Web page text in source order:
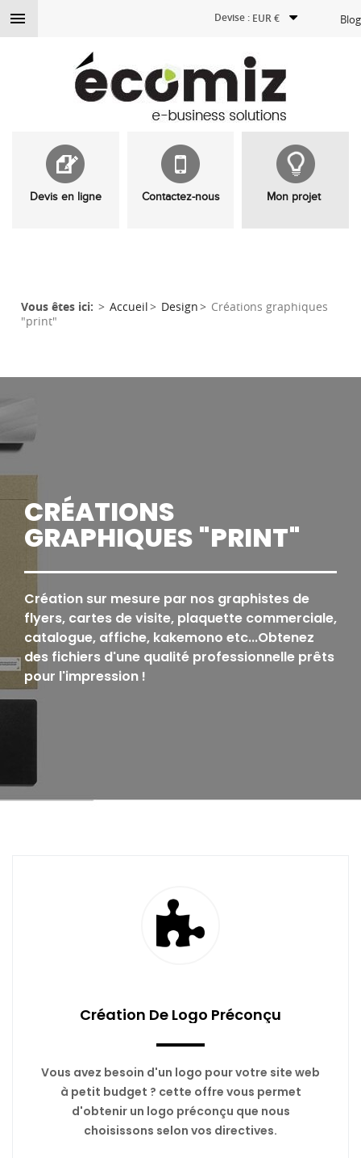
Devise : EUR € Blog

Devis en ligne Contactez-nous Mon projet
Vous êtes ici: Accueil Design
Créations graphiques
"print"
CRÉATIONS
GRAPHIQUES "PRINT"
Création sur mesure par nos graphistes de
flyers, cartes de visite, plaquette commerciale,
catalogue, affiche, kakemono etc...Obtenez
des fichiers d'une qualité professionnelle prêts
pour l'impression !
Création De Logo Préconçu
Vous avez besoin d'un logo pour votre site web
à petit budget ? cette offre vous permet
d'obtenir un logo préconçu que nous
choisissons selon vos directives.